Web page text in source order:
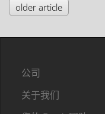
older article
公司
关于我们